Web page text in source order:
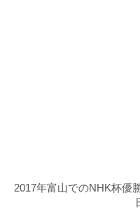
スポ]を創刊したこ
とは知らず驚きまし